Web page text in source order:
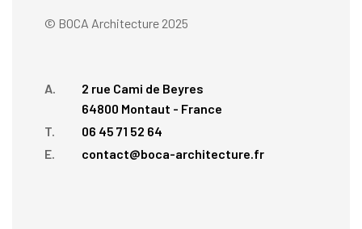
© BOCA Architecture 2025
A.
2 rue Cami de Beyres
64800 Montaut - France
T.
06 45 71 52 64
E.
contact@boca-architecture.fr